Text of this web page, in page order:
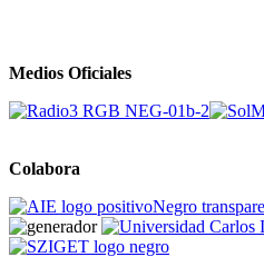
Medios Oficiales
Colabora